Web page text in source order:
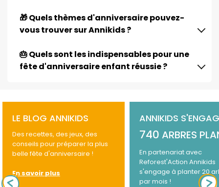
🎁 Quels thèmes d'anniversaire pouvez-
vous trouver sur Annikids ?
🎂 Quels sont les indispensables pour une
fête d'anniversaire enfant réussie ?
LE BLOG ANNIKIDS
Des recettes, des jeux, des
conseils pour préparer la plus
belle fête d'anniversaire !
En savoir plus
ANNIKIDS
740 ARBRES
En partenariat avec
Reforest'Action Annikids
s'engage à planter 20
par mois !